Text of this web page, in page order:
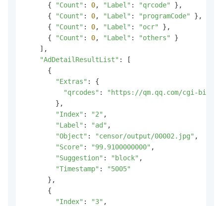
      {
"Count" : 0, "Label" : "qrcode"
},
      {
"Count" : 0, "Label" : "programCode"
},
      {
"Count" : 0, "Label" : "ocr"
},
      {
"Count" : 0, "Label" : "others"
}
    ],
"AdDetailResultList" : [
      {
"Extras" : {
"qrcodes" :
"https://qm.qq.com/cgi-bin/qm/
        },
"Index" : "2" ,
"Label" : "ad" ,
"Object" : "censor/output/00002.jpg" ,
"Score" : "99.9100000000" ,
"Suggestion" : "block" ,
"Timestamp" :
"5005"
      },
      {
"Index" : "3" ,